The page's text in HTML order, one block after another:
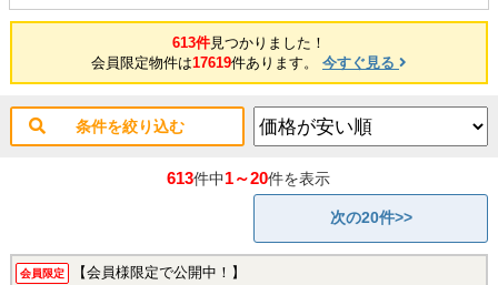
613件見つかりました！
会員限定物件は17619件あります。 今すぐ見る
条件を絞り込む
613件中1～20件を表示
次の20件>>
会員限定 【会員様限定で公開中！】